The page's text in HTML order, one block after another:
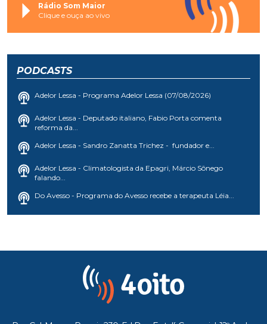
Rádio Som Maior
Clique e ouça ao vivo
PODCASTS
Adelor Lessa - Programa Adelor Lessa (07/08/2026)
Adelor Lessa - Deputado italiano, Fabio Porta comenta
reforma da...
Adelor Lessa - Sandro Zanatta Trichez - fundador e...
Adelor Lessa - Climatologista da Epagri, Márcio Sônego
falando...
Do Avesso - Programa do Avesso recebe a terapeuta Léia...